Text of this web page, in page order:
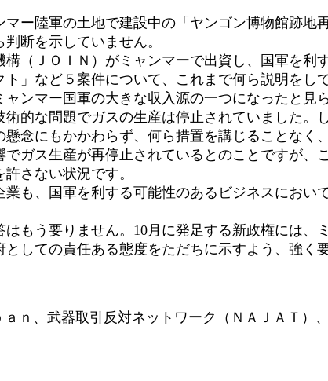
ー陸軍の土地で建設中の「ヤンゴン博物館跡地
断を示していません。
（ＪＯＩＮ）がミャンマーで出資し、国軍を利
」など５案件について、これまで何ら説明をし
ンマー国軍の大きな収入源の一つになったと見
的な問題でガスの生産は停止されていました。
念にもかかわらず、何ら措置を講じることなく
ガス生産が再停止されているとのことですが、
さない状況です。
も、国軍を利する可能性のあるビジネスにおい
もう要りません。10月に発足する新政権には、
しての責任ある態度をただちに示すよう、強く
ｎ、武器取引反対ネットワーク（ＮＡＪＡＴ）